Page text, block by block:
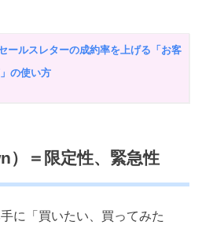
ールスレターの成約率を上げる「お客
の使い方
）＝限定性、緊急性
に「買いたい、買ってみた